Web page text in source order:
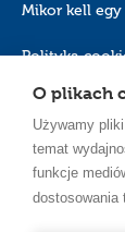
Mikor kell egy
Polityka
O plikach
Używamy
temat
funkcje
dostosowania